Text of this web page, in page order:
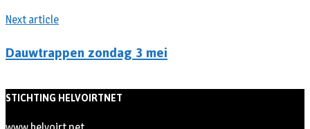
Next article
Dauwtrappen zondag 3 mei
STICHTING HELVOIRTNET